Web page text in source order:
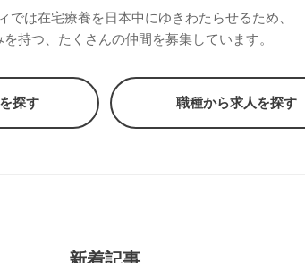
では在宅療養を日本中にゆきわたらせるため、
持つ、たくさんの仲間を募集しています。
探す 職種から求人を探す